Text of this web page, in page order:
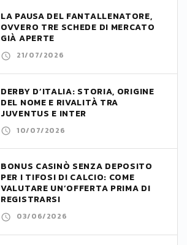
LA PAUSA DEL FANTALLENATORE,
OVVERO TRE SCHEDE DI MERCATO
GIÀ APERTE
21/07/2026
DERBY D’ITALIA: STORIA, ORIGINE
DEL NOME E RIVALITÀ TRA
JUVENTUS E INTER
10/07/2026
BONUS CASINÒ SENZA DEPOSITO
PER I TIFOSI DI CALCIO: COME
VALUTARE UN’OFFERTA PRIMA DI
REGISTRARSI
03/06/2026